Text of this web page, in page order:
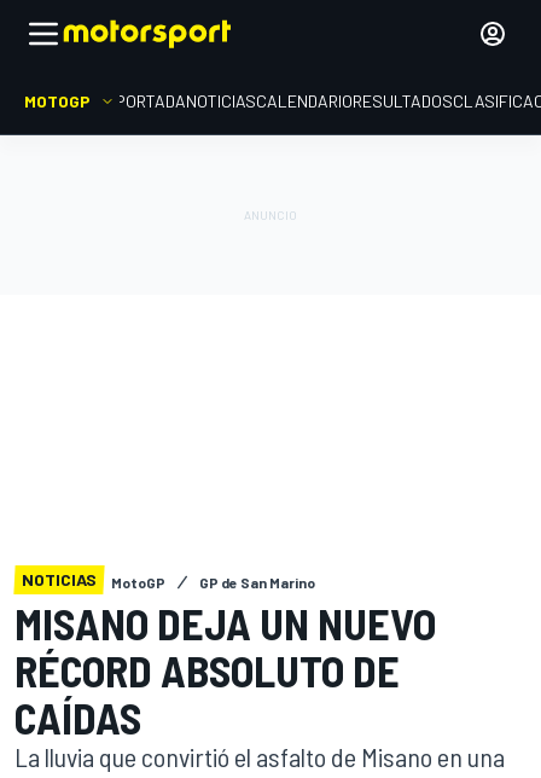
MOTOGP PORTADANOTICIASCALENDARIORESULTADOS
NOTICIAS MotoGP GP de San Marino
MISANO DEJA UN NUEVO
RÉCORD ABSOLUTO DE
CAÍDAS
La lluvia que convirtió el asfalto de Misano en una